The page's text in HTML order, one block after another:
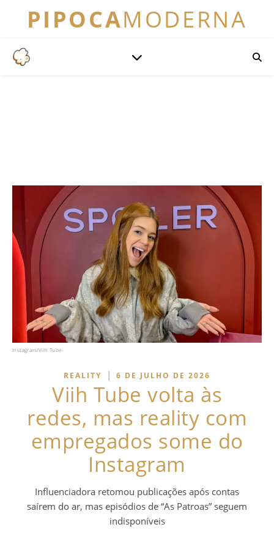
PIPOCAMODERNA
Instagram/Viih Tube
REALITY | 6 DE JULHO DE 2026
Viih Tube volta às
redes, mas reality com
empregados some do
Instagram
Influenciadora retomou publicações após contas
saírem do ar, mas episódios de “As Patroas” seguem
indisponíveis